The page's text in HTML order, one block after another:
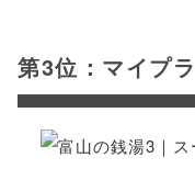
第3位：マイプ